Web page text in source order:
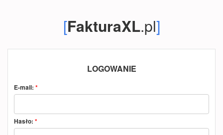
[FakturaXL.pl]
LOGOWANIE
E-mail: *
Hasło: *